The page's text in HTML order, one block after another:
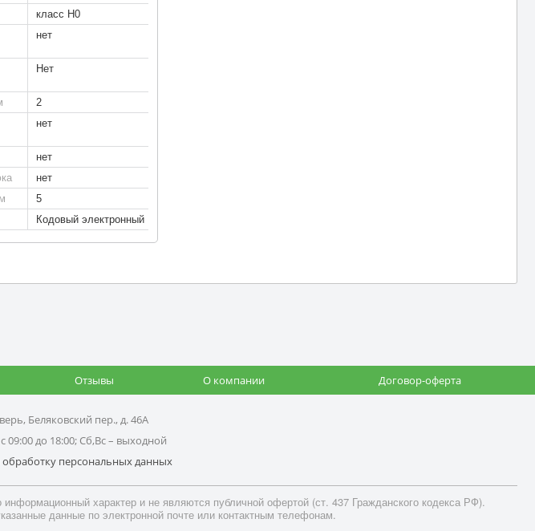
класс Н0
нет
Нет
2
нет
нет
нет
5
Кодовый электронный
Отзывы О компании Договор-оферта
Беляковский пер., д. 46А
09:00 до 18:00; Сб,Вс – выходной
обработку персональных данных
характер и не являются публичной офертой (ст. 437 Гражданского кодекса РФ).
данные по электронной почте или контактным телефонам.